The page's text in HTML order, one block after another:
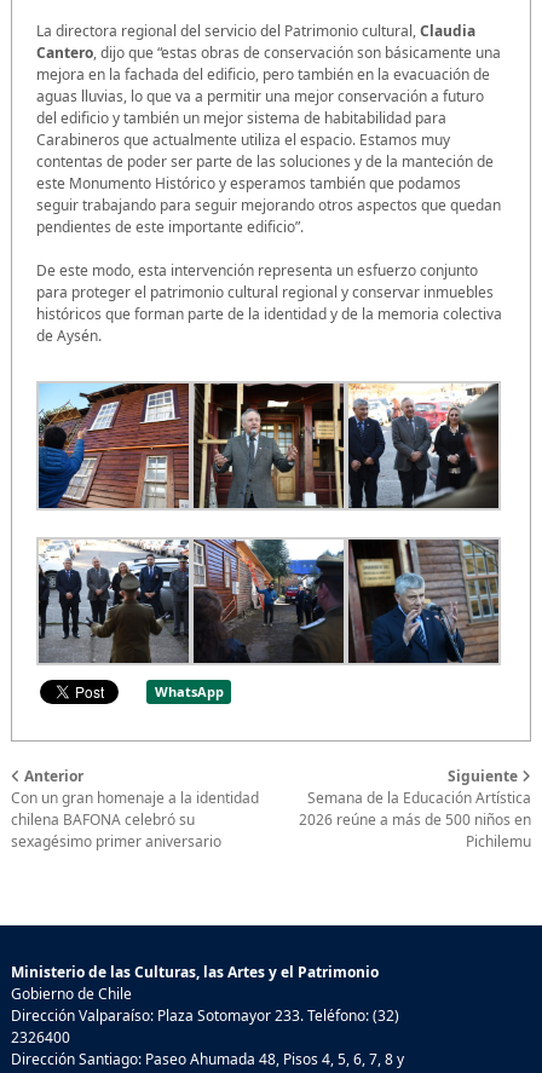
La directora regional del servicio del Patrimonio cultural,Claudia
Cantero, dijo que “estas obras de conservación son básicamente una
mejora en la fachada del edificio, pero también en la evacuación de
aguas lluvias, lo que va a permitir una mejor conservación a futuro
del edificio y también un mejor sistema de habitabilidad para
Carabineros que actualmente utiliza el espacio. Estamos muy
contentas de poder ser parte de las soluciones y de la manteción de
este Monumento Histórico y esperamos también que podamos
seguir trabajando para seguir mejorando otros aspectos que quedan
pendientes de este importante edificio”.
De este modo, esta intervención representa un esfuerzo conjunto
para proteger el patrimonio cultural regional y conservar inmuebles
históricos que forman parte de la identidad y de la memoria colectiva
de Aysén.
WhatsApp
Anterior
Con un gran homenaje a la identidad
chilena BAFONA celebró su
sexagésimo primer aniversario
Siguiente
Semana de la Educación Artística
2026 reúne a más de 500 niños en
Pichilemu
Ministerio de las Culturas, las Artes y el Patrimonio
Gobierno de Chile
Dirección Valparaíso: Plaza Sotomayor 233. Teléfono: (32)
2326400
Dirección Santiago: Paseo Ahumada 48, Pisos 4, 5, 6, 7, 8 y